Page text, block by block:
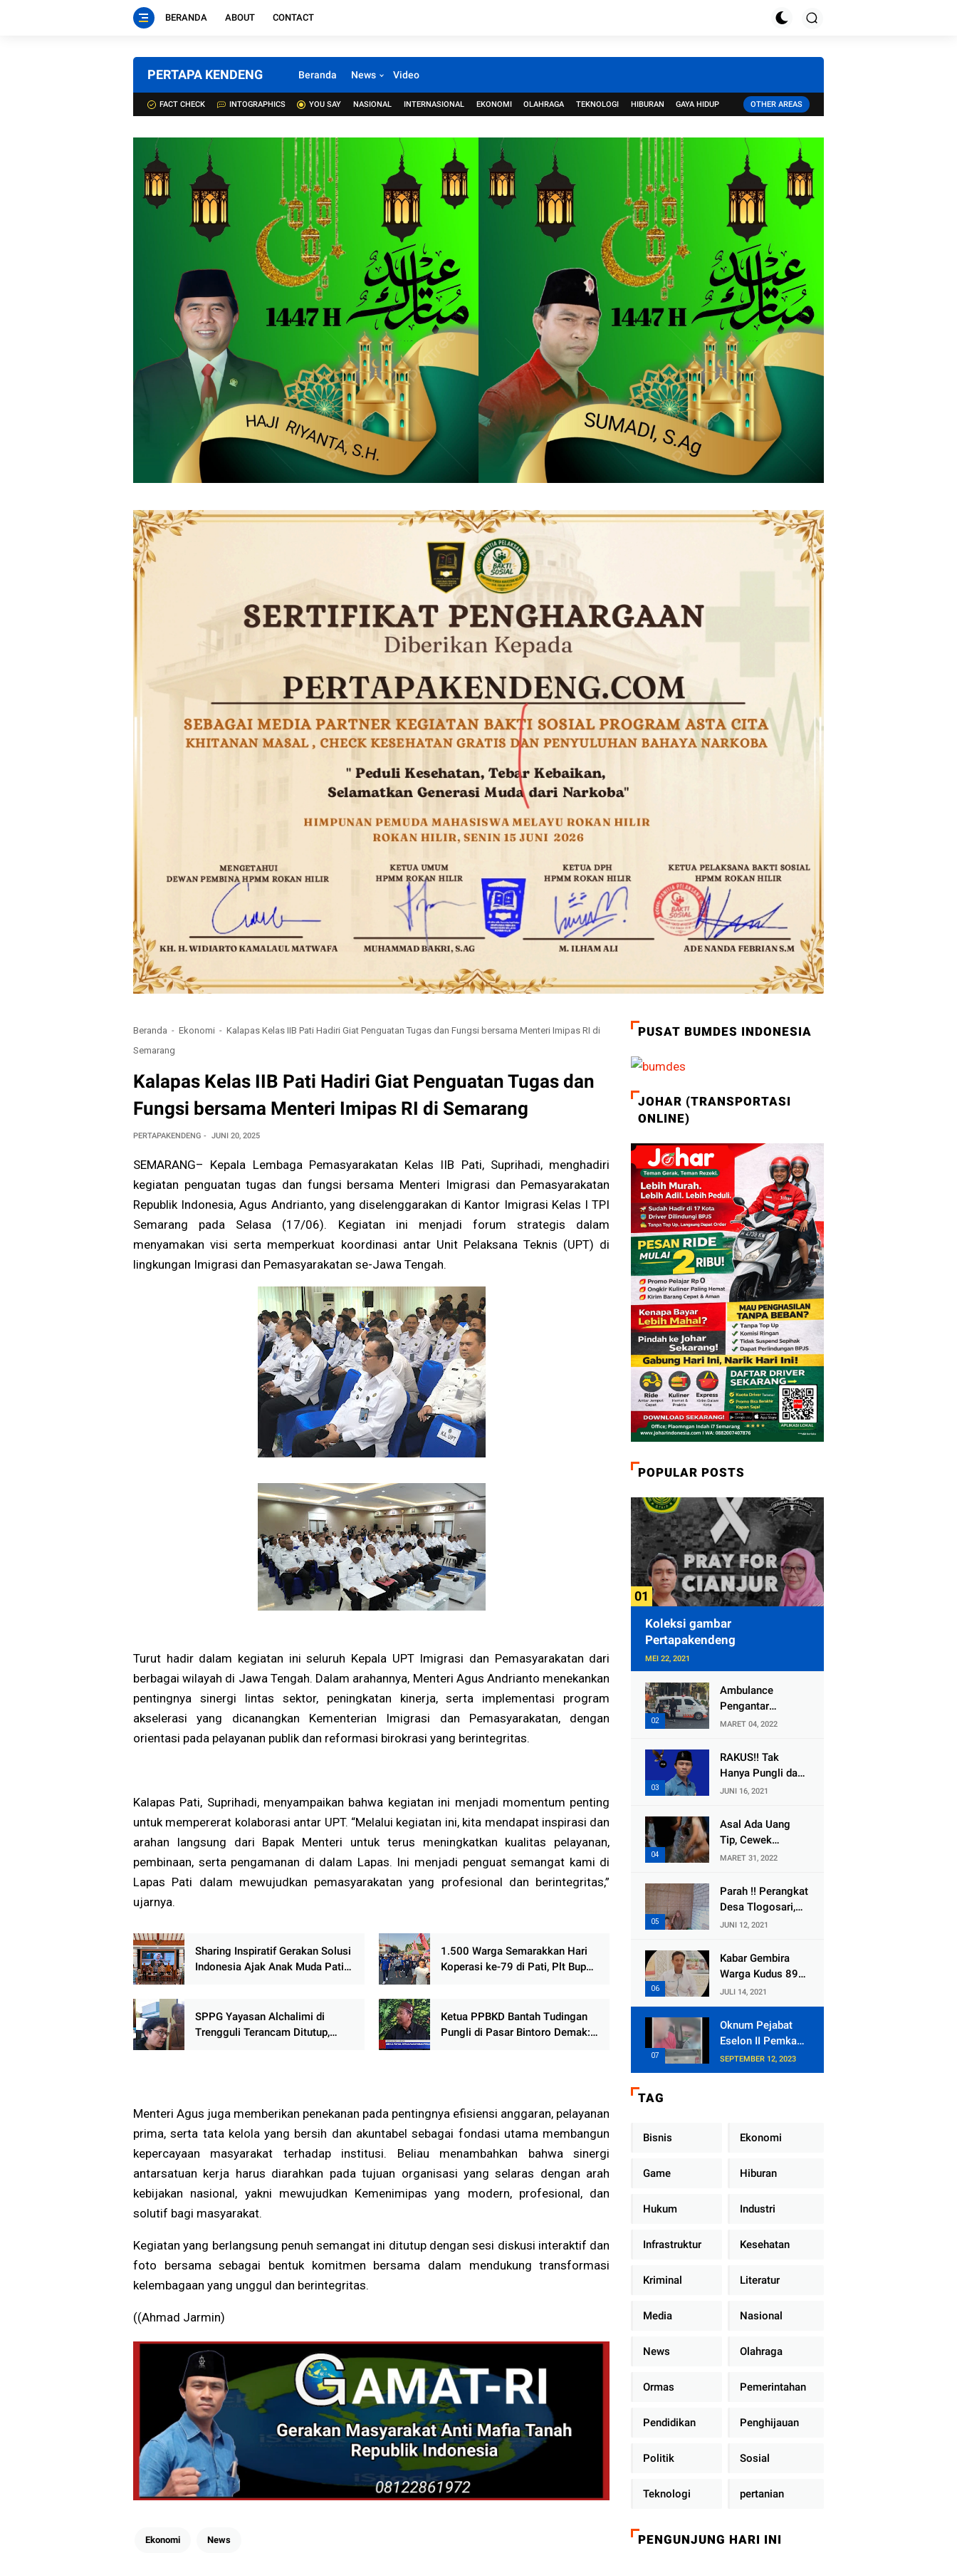
BERANDA ABOUT CONTACT
PERTAPA KENDENG Beranda News Video
FACT CHECK INTOGRAPHICS YOU SAY NASIONAL INTERNASIONAL EKONOMI OLAHRAGA TEKNOLOGI HIBURAN GAYA HIDUP OTHER AREAS
Beranda Ekonomi
Kalapas Kelas IIB Pati Hadiri Giat Penguatan Tugas dan Fungsi bersama Menteri Imipas RI di
Semarang
Kalapas Kelas IIB Pati Hadiri Giat Penguatan Tugas dan
Fungsi bersama Menteri Imipas RI di Semarang
PERTAPAKENDENG JUNI 20, 2025
SEMARANG– Kepala Lembaga Pemasyarakatan Kelas IIB Pati, Suprihadi, menghadiri
kegiatan penguatan tugas dan fungsi bersama Menteri Imigrasi dan Pemasyarakatan
Republik Indonesia, Agus Andrianto, yang diselenggarakan di Kantor Imigrasi Kelas I TPI
Semarang pada Selasa (17/06). Kegiatan ini menjadi forum strategis dalam
menyamakan visi serta memperkuat koordinasi antar Unit Pelaksana Teknis (UPT) di
lingkungan Imigrasi dan Pemasyarakatan se-Jawa Tengah.
Turut hadir dalam kegiatan ini seluruh Kepala UPT Imigrasi dan Pemasyarakatan dari
berbagai wilayah di Jawa Tengah. Dalam arahannya, Menteri Agus Andrianto menekankan
pentingnya sinergi lintas sektor, peningkatan kinerja, serta implementasi program
akselerasi yang dicanangkan Kementerian Imigrasi dan Pemasyarakatan, dengan
orientasi pada pelayanan publik dan reformasi birokrasi yang berintegritas.
Kalapas Pati, Suprihadi, menyampaikan bahwa kegiatan ini menjadi momentum penting
untuk mempererat kolaborasi antar UPT. “Melalui kegiatan ini, kita mendapat inspirasi dan
arahan langsung dari Bapak Menteri untuk terus meningkatkan kualitas pelayanan,
pembinaan, serta pengamanan di dalam Lapas. Ini menjadi penguat semangat kami di
Lapas Pati dalam mewujudkan pemasyarakatan yang profesional dan berintegritas,”
ujarnya.
Sharing Inspiratif Gerakan Solusi
Indonesia Ajak Anak Muda Pati
1.500 Warga Semarakkan Hari
Koperasi ke-79 di Pati, Plt Bupati
SPPG Yayasan Alchalimi di
Trengguli Terancam Ditutup,
Ketua PPBKD Bantah Tudingan
Pungli di Pasar Bintoro Demak:
Menteri Agus juga memberikan penekanan pada pentingnya efisiensi anggaran, pelayanan
prima, serta tata kelola yang bersih dan akuntabel sebagai fondasi utama membangun
kepercayaan masyarakat terhadap institusi. Beliau menambahkan bahwa sinergi
antarsatuan kerja harus diarahkan pada tujuan organisasi yang selaras dengan arah
kebijakan nasional, yakni mewujudkan Kemenimipas yang modern, profesional, dan
solutif bagi masyarakat.
Kegiatan yang berlangsung penuh semangat ini ditutup dengan sesi diskusi interaktif dan
foto bersama sebagai bentuk komitmen bersama dalam mendukung transformasi
kelembagaan yang unggul dan berintegritas.
((Ahmad Jarmin)
Ekonomi News
PUSAT BUMDES INDONESIA
JOHAR (TRANSPORTASI
ONLINE)
POPULAR POSTS
Koleksi gambar
Pertapakendeng
MEI 22, 2021
Ambulance
Pengantar
Jenazah Kepala
Mengalami
Kecelakaan
MARET 04, 2022
RAKUS!! Tak
Hanya Pungli dan
Dana Bedah
Diembat, ,
Perangkat Desa
Selewengkan
Bantuan Mushola
JUNI 16, 2021
Asal Ada Uang
Tip, Cewek
Pemandu Karaoke
Bersedia Bugil
MARET 31, 2022
Parah !! Perangkat
Desa Tlogosari,
Kecamatan
Embat Dana Bedah
Rumah dari
JUNI 12, 2021
Kabar Gembira
Warga Kudus 89
Persen RT di
Kudus Zona Hijau
JULI 14, 2021
Oknum Pejabat
Eselon II Pemkab
Lampung Utara
Asik Ngobrol
Dinas
SEPTEMBER 12, 2023
TAG
Bisnis Ekonomi
Game Hiburan
Hukum Industri
Infrastruktur Kesehatan
Kriminal Literatur
Media Nasional
News Olahraga
Ormas Pemerintahan
Pendidikan Penghijauan
Politik Sosial
Teknologi pertanian
PENGUNJUNG HARI INI